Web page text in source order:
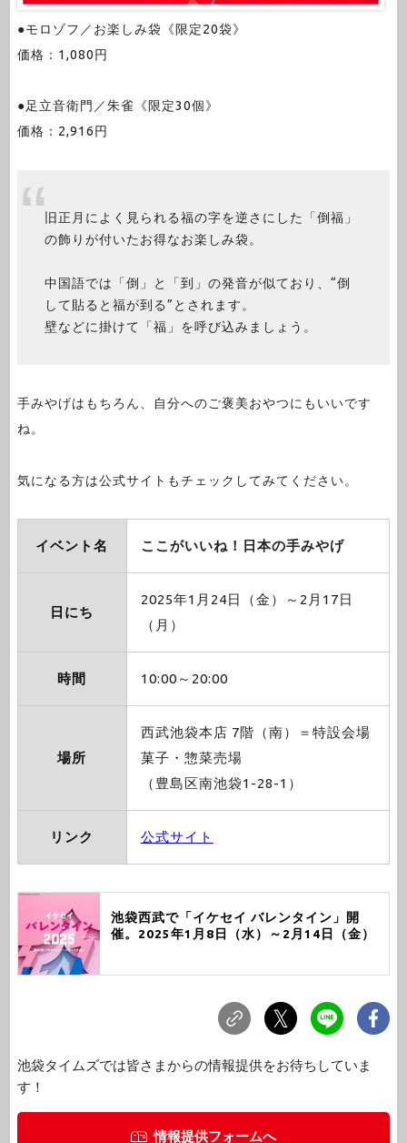
●モロゾフ／お楽しみ袋《限定20袋》
価格：1,080円
●足立音衛門／朱雀《限定30個》
価格：2,916円
旧正月によく見られる福の字を逆さにした「倒福」
の飾りが付いたお得なお楽しみ袋。
中国語では「倒」と「到」の発音が似ており、“倒
して貼ると福が到る”とされます。
壁などに掛けて「福」を呼び込みましょう。
手みやげはもちろん、自分へのご褒美おやつにもいいです
ね。
気になる方は公式サイトもチェックしてみてください。
イベント名 ここがいいね！日本の手みやげ
日にち
2025年1月24日（金）～2月17日
（月）
時間 10:00～20:00
場所
西武池袋本店 7階（南）＝特設会場
菓子・惣菜売場
（豊島区南池袋1-28-1）
リンク 公式サイト
池袋西武で「イケセイ バレンタイン」開
催。2025年1月8日（水）～2月14日（金）
池袋タイムズでは皆さまからの情報提供をお待ちしていま
す！
情報提供フォームへ